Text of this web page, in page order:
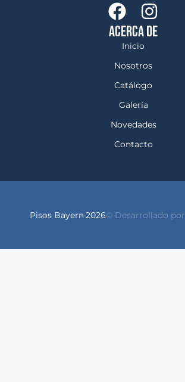
ACERCA DE
Inicio
Nosotros
Catálogo
Galería
Novedades
Contacto
Pisos Bayern- 2026© Desarrollado por